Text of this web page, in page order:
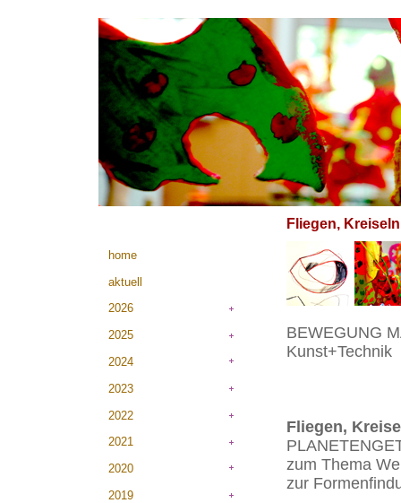
Fliegen,
home
aktuell
2026
2025
2024
2023
2022
2021
2020
2019
BEWEGUNG
Kunst+Technik
Fliegen,
zum Thema
zur